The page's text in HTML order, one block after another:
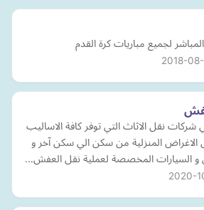
لجميع مباريات كرة القدم
2018-
نقل الاثاث التي توفر كافة الاساليب
الاغراض المنزلية من سكن الي سكن آخر و
و السيارات المخصصة لعملية نقل العفش…
2020-